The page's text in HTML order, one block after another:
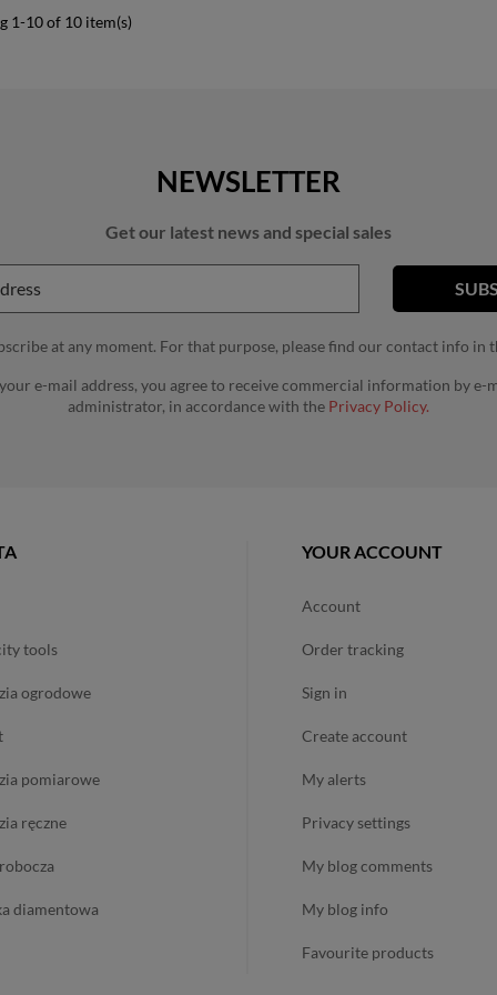
1-10 of 10 item(s)
NEWSLETTER
Get our latest news and special sales
at any moment. For that purpose, please find our contact info in
e-mail address, you agree to receive commercial information by e-
administrator, in accordance with the Privacy Policy.
tools
ogrodowe
pomiarowe
ręczne
robocza
diamentowa
YOUR ACCOUNT
account
order tracking
sign in
create account
my alerts
privacy settings
my blog comments
my blog info
favourite products